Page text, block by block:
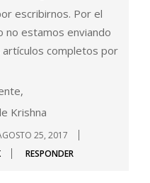
escribirnos. Por el
no estamos enviando
completos por
Krishna
25, 2017
RESPONDER